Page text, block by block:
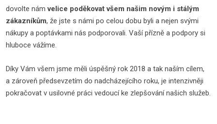
dovolte námvelice poděkovat všem našim novým i stálým
zákazníkům, že jste s námi po celou dobu byli a nejen svými
nákupy a poptávkami nás podporovali. Vaší přízně a podpory si
hluboce vážíme.
Díky Vám všem jsme měli úspěšný rok 2018 a tak naším cílem,
a zároveň předsevzetím do nadcházejícího roku, je intenzivněji
pokračovat v usilovné práci vedoucí ke zlepšování našich služeb.